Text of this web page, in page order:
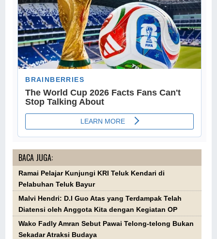
BACA JUGA:
Ramai Pelajar Kunjungi KRI Teluk Kendari di
Pelabuhan Teluk Bayur
Malvi Hendri: D.I Guo Atas yang Terdampak Telah
Diatensi oleh Anggota Kita dengan Kegiatan OP
Wako Fadly Amran Sebut Pawai Telong-telong Bukan
Sekadar Atraksi Budaya